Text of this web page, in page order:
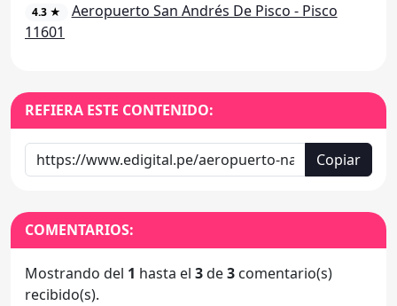
4.3 ★
Aeropuerto San Andrés De Pisco - Pisco
11601
REFIERA ESTE CONTENIDO:
Copiar
COMENTARIOS:
Mostrando del 1 hasta el 3de3 comentario(s)
recibido(s).